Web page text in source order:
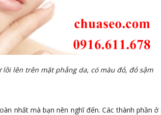
lồi lên trên mặt phẳng da, có màu đỏ, đỏ sậm
nhất mà bạn nên nghĩ đến. Các thành phần